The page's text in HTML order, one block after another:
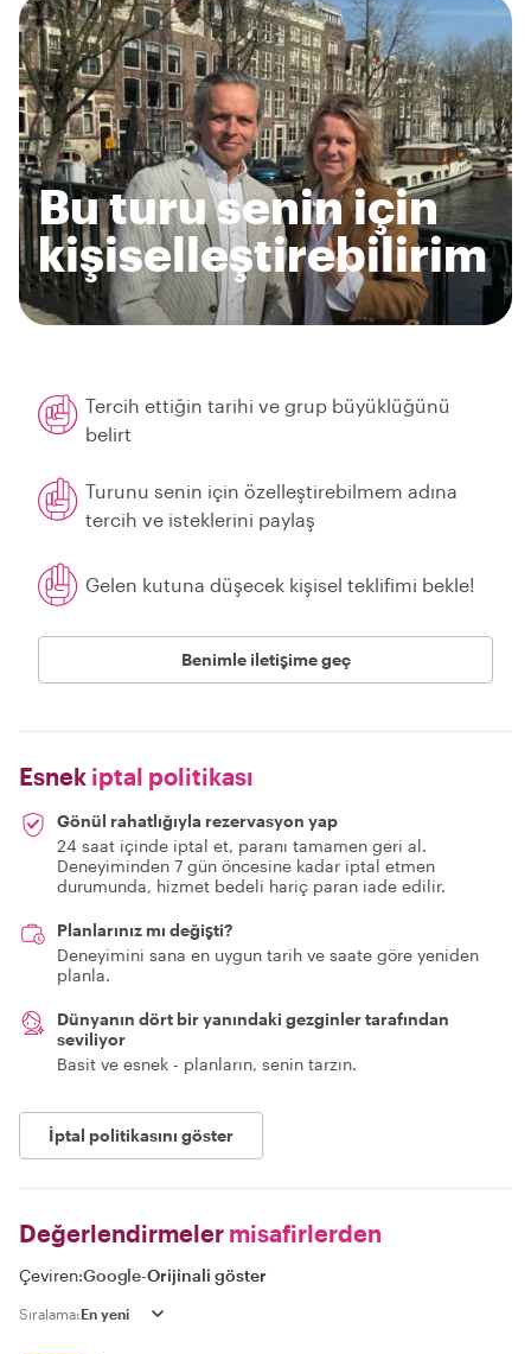
Bu turu senin için
kişiselleştirebilirim
Tercih ettiğin tarihi ve grup büyüklüğünü
belirt
Turunu senin için özelleştirebilmem adına
tercih ve isteklerini paylaş
Gelen kutuna düşecek kişisel teklifimi bekle!
Benimle iletişime geç
Esnek iptal politikası
Gönül rahatlığıyla rezervasyon yap
24 saat içinde iptal et, paranı tamamen geri al.
Deneyiminden 7 gün öncesine kadar iptal etmen
durumunda, hizmet bedeli hariç paran iade edilir.
Planlarınız mı değişti?
Deneyimini sana en uygun tarih ve saate göre yeniden
planla.
Dünyanın dört bir yanındaki gezginler tarafından
seviliyor
Basit ve esnek - planların, senin tarzın.
İptal politikasını göster
Değerlendirmeler misafirlerden
Çeviren:Google-Orijinali göster
Sıralama: